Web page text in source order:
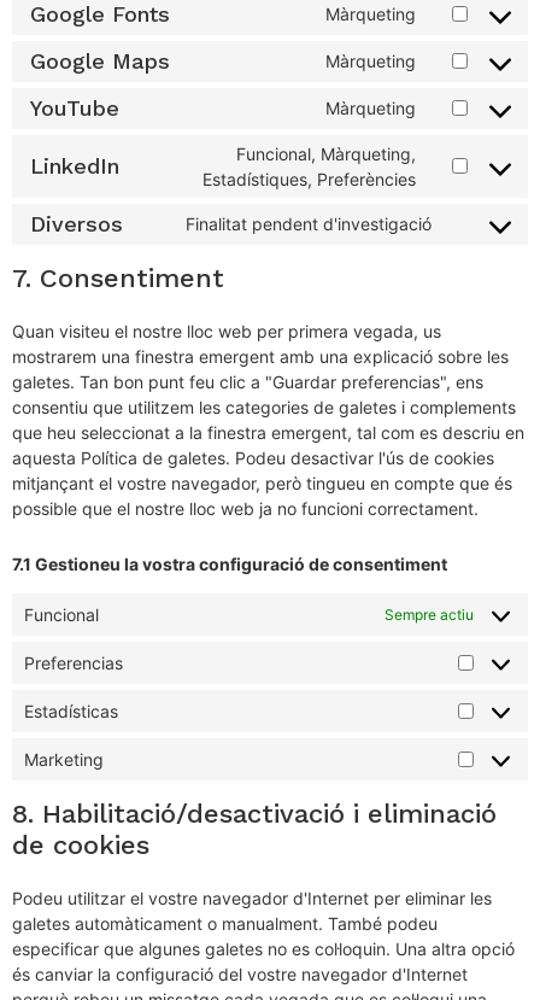
Google Fonts Màrqueting
Google Maps Màrqueting
YouTube Màrqueting
LinkedIn
Funcional, Màrqueting,
Estadístiques, Preferències
Diversos Finalitat pendent d'investigació
7. Consentiment
Quan visiteu el nostre lloc web per primera vegada, us
mostrarem una finestra emergent amb una explicació sobre les
galetes. Tan bon punt feu clic a "Guardar preferencias", ens
consentiu que utilitzem les categories de galetes i complements
que heu seleccionat a la finestra emergent, tal com es descriu en
aquesta Política de galetes. Podeu desactivar l'ús de cookies
mitjançant el vostre navegador, però tingueu en compte que és
possible que el nostre lloc web ja no funcioni correctament.
7.1 Gestioneu la vostra configuració de consentiment
Funcional Sempre actiu
Preferencias
Estadísticas
Marketing
8. Habilitació/desactivació i eliminació
de cookies
Podeu utilitzar el vostre navegador d'Internet per eliminar les
galetes automàticament o manualment. També podeu
especificar que algunes galetes no es col·loquin. Una altra opció
és canviar la configuració del vostre navegador d'Internet